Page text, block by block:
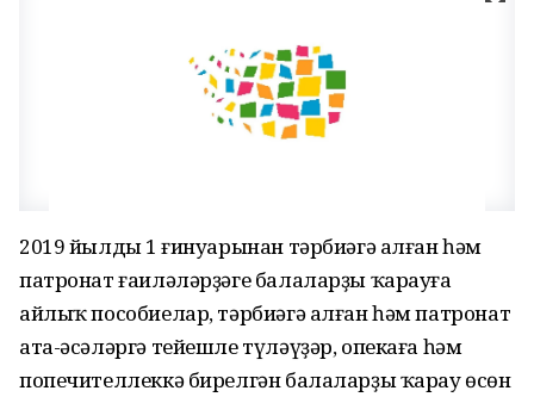
2019 йылдың 1 ғинуарынан тәрбиәгә алған һәм
патронат ғаиләләрҙәге балаларҙы ҡарауға
айлыҡ пособиелар, тәрбиәгә алған һәм патронат
ата-әсәләргә тейешле түләүҙәр, опекаға һәм
попечителлеккә бирелгән балаларҙы ҡарау өсөн